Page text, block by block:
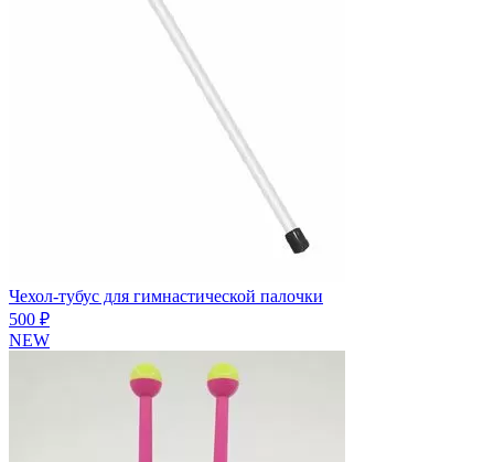
Чехол-тубус для гимнастической палочки
500 ₽
NEW